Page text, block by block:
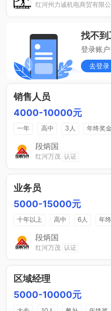
红河州力诚机电商贸有限
找不到
登录账
去登录
销售人员
4000-10000元
一年 高中 3人 年终奖金
奖励计划段炳国
红河万茂 认证
业务员
5000-15000元
十年以上 高中 6人
年
销售奖金
综合补贴
段炳国
红河万茂 认证
区域经理
5000-10000元